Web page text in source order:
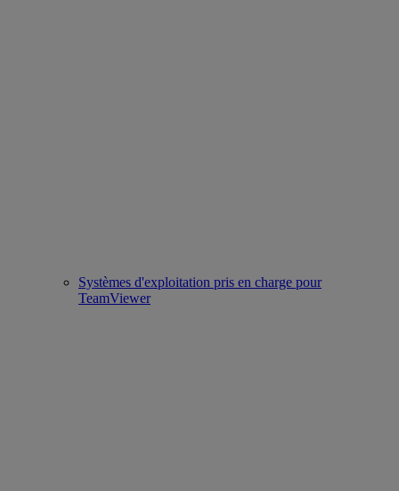
Systèmes d'exploitation pris en charge pour
TeamViewer